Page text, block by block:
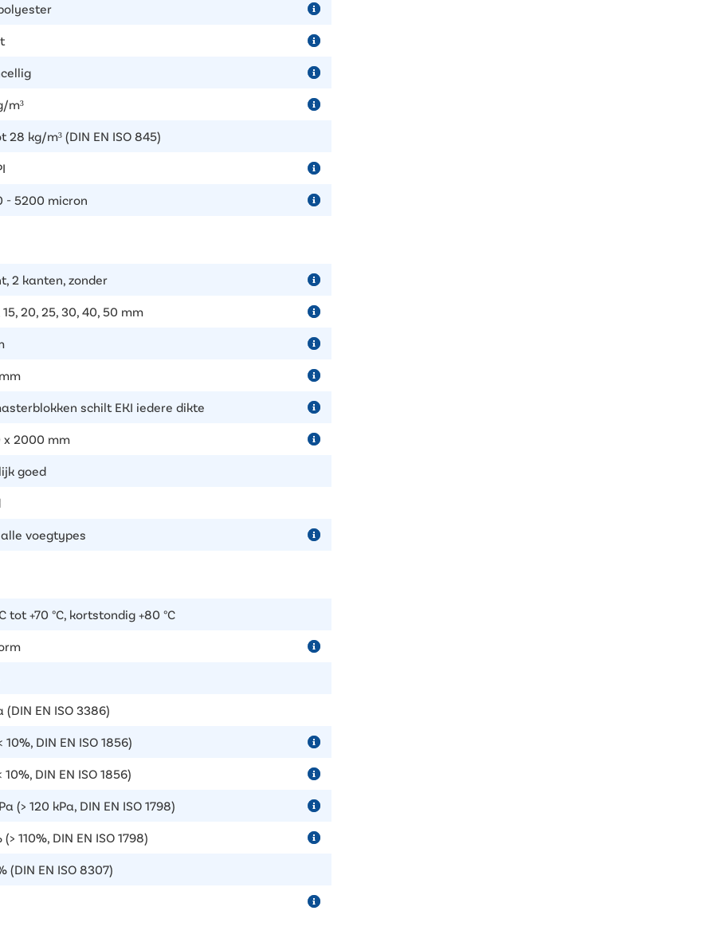
m³
28 kg/m³ (DIN EN ISO 845)
- 5200 micron
2 kanten, zonder
15, 20, 25, 30, 40, 50 mm
schilt EKI iedere dikte
x 2000 mm
goed
voegtypes
tot +70 °C, kortstondig +80 °C
(DIN EN ISO 3386)
10%, DIN EN ISO 1856)
10%, DIN EN ISO 1856)
(> 120 kPa, DIN EN ISO 1798)
(> 110%, DIN EN ISO 1798)
(DIN EN ISO 8307)